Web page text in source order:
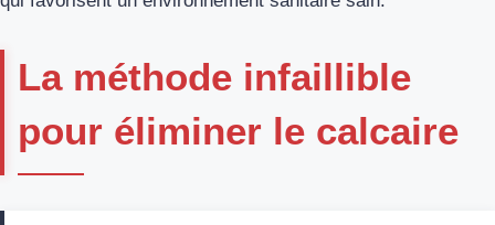
La méthode infaillible
pour éliminer le calcaire